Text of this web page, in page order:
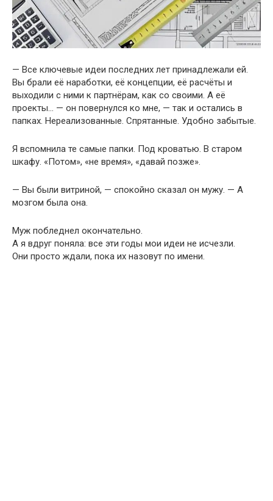
— Все ключевые идеи последних лет принадлежали ей.
Вы брали её наработки, её концепции, её расчёты и
выходили с ними к партнёрам, как со своими. А её
проекты… — он повернулся ко мне, — так и остались в
папках. Нереализованные. Спрятанные. Удобно забытые.
Я вспомнила те самые папки. Под кроватью. В старом
шкафу. «Потом», «не время», «давай позже».
— Вы были витриной, — спокойно сказал он мужу. — А
мозгом была она.
Муж побледнел окончательно.
А я вдруг поняла: все эти годы мои идеи не исчезли.
Они просто ждали, пока их назовут по имени.